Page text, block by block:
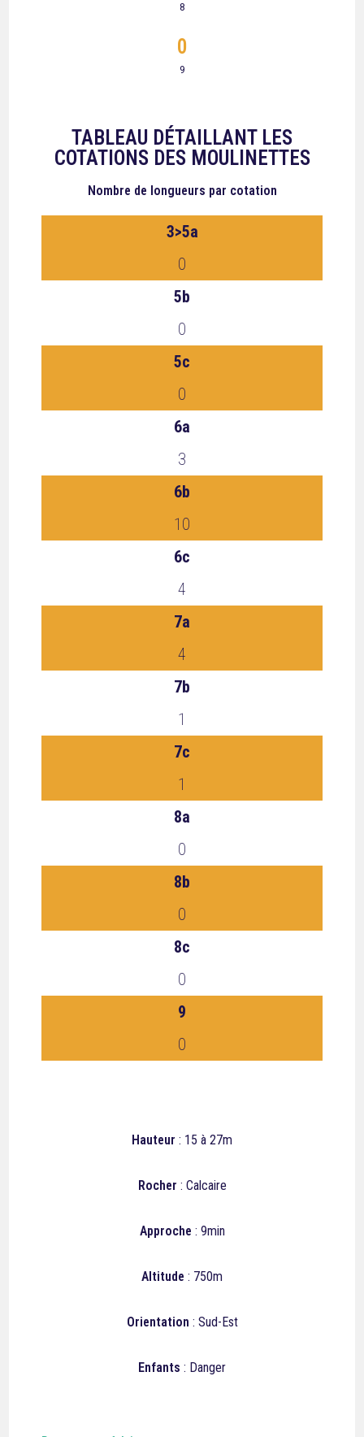
8
9
0
TABLEAU DÉTAILLANT LES
COTATIONS DES MOULINETTES
Nombre de longueurs par cotation
3>5a
0
5b
0
5c
0
6a
3
6b
10
6c
4
7a
4
7b
1
7c
1
8a
0
8b
0
8c
0
9
0
Hauteur : 15 à 27m
Rocher : Calcaire
Approche : 9min
Altitude : 750m
Orientation : Sud-Est
Enfants : Danger